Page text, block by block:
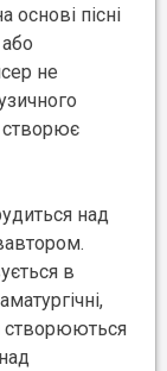
пісні
не
створює
над
в
створюються